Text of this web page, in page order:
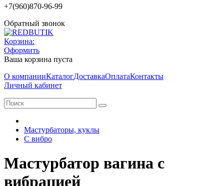
+7(960)870-96-99
Обратный звонок
Корзина:
Оформить
Ваша корзина пуста
О компанииКаталогДоставкаОплатаКонтакты
Личный кабинет
Мастурбаторы, куклы
С вибро
Мастурбатор вагина с
вибрацией